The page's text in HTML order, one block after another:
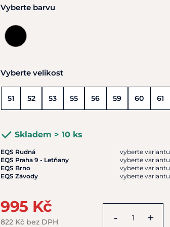
Vyberte barvu
Vyberte velikost
51 52 53 55 56 59 60 61
Skladem > 10 ks
EQS Rudná
vyberte variantu
EQS Praha 9 - Letňany
vyberte variantu
EQS Brno
vyberte variantu
EQS Závody
vyberte variantu
995 Kč
822 Kč bez DPH - +